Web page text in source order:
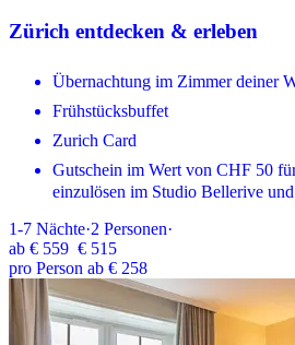
Zürich entdecken & erleben
Übernachtung im Zimmer deiner
Frühstücksbuffet
Zurich Card
Gutschein im Wert von CHF 50
einzulösen im Studio Bellerive
1-7 Nächte·2 Personen·
ab € 559 € 515
pro Person ab € 258